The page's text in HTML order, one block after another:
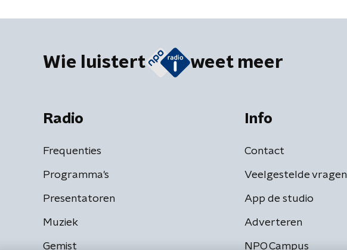
Wie luistert weet meer
Radio
Frequenties
Programma's
Presentatoren
Muziek
Gemist
Info
Contact
Veelgestelde vragen
App de studio
Adverteren
NPO Campus